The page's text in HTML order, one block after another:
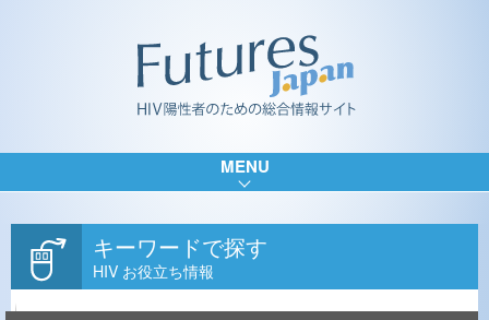
MENU
キーワードで探す
HIV お役立ち情報